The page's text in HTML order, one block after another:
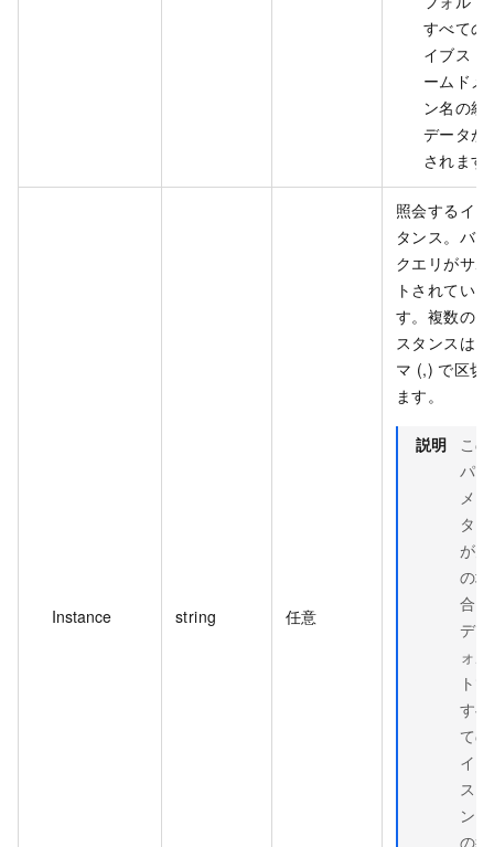
すべての
イブスト
ームドメ
ン名の統
データが
されます
Instance string 任意
照会するイ
タンス。バ
クエリがサ
トされていま
す。複数の
スタンスは
マ (,) で区切
ます。
説明
この
パラ
メー
ター
が空
の場
合、
デフ
ォル
トで
すべ
ての
イン
スタ
ンス
の統